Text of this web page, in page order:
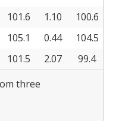
101.6 1.10 100.6
105.1 0.44 104.5
101.5 2.07 99.4
three